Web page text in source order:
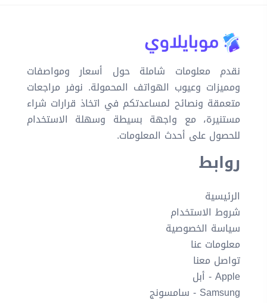
نقدم معلومات شاملة حول أسعار ومواصفات
ومميزات وعيوب الهواتف المحمولة. نوفر مراجعات
متعمقة ونصائح لمساعدتكم في اتخاذ قرارات شراء
مستنيرة، مع واجهة بسيطة وسهلة الاستخدام
للحصول على أحدث المعلومات.
روابط
الرئيسية
شروط الاستخدام
سياسة الخصوصية
معلومات عنا
تواصل معنا
Apple - أبل
Samsung - سامسونج